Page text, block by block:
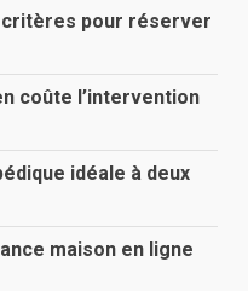
pour réserver
coûte l’intervention
idéale à deux
maison en ligne